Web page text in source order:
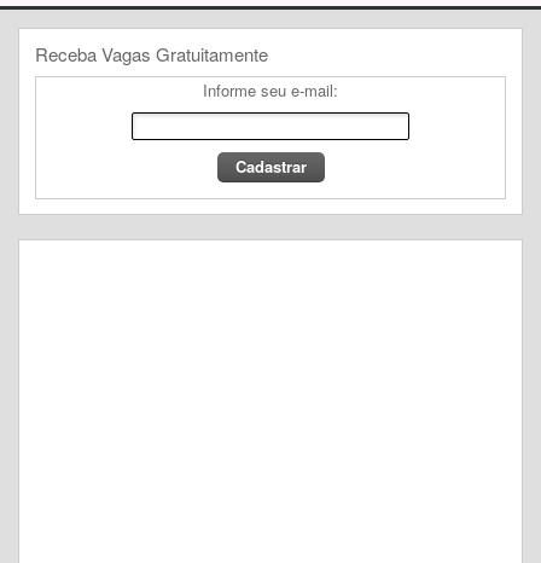
Receba Vagas Gratuitamente
Informe seu e-mail: